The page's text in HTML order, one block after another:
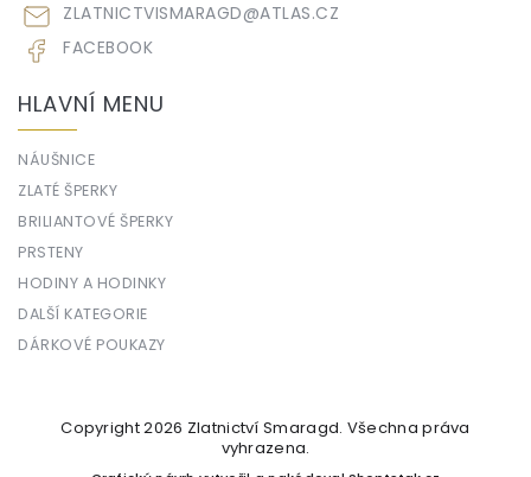
ZLATNICTVISMARAGD@ATLAS.CZ
FACEBOOK
HLAVNÍ MENU
NÁUŠNICE
ZLATÉ ŠPERKY
BRILIANTOVÉ ŠPERKY
PRSTENY
HODINY A HODINKY
DALŠÍ KATEGORIE
DÁRKOVÉ POUKAZY
Copyright 2026 Zlatnictví Smaragd. Všechna práva
vyhrazena.